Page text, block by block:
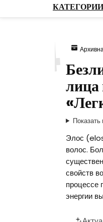
КАТЕГОРИИ
лица
Элос
волос.
свойств
процессе
энергии